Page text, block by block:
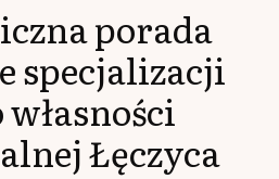
porada
specjalizacji
Łęczyca